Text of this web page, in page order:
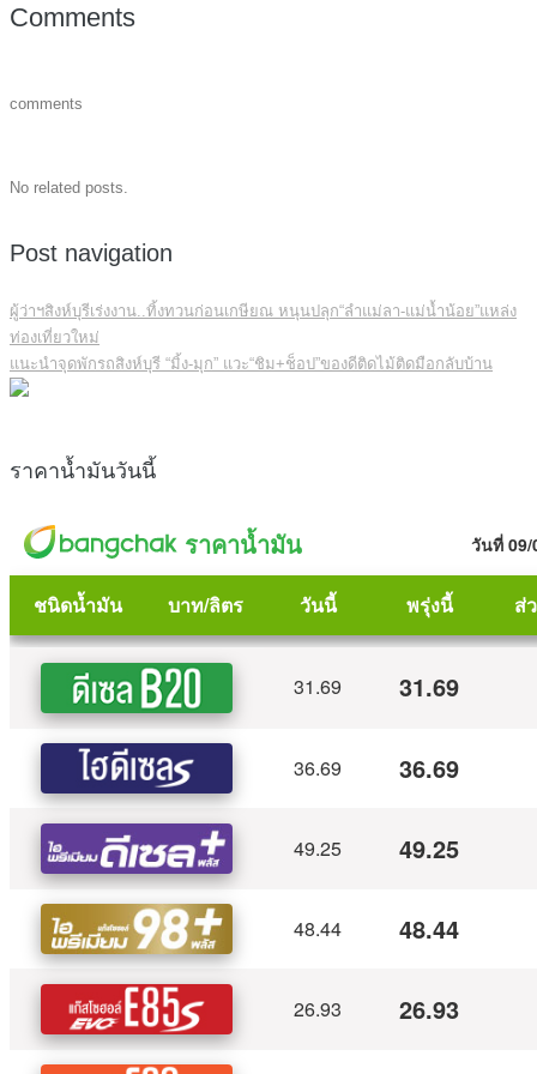
Comments
comments
No related posts.
Post navigation
ผู้ว่าฯสิงห์บุรีเร่งงาน..ทิ้งทวนก่อนเกษียณ หนุนปลุก“ลำแม่ลา-แม่น้ำน้อย”แหล่ง
ท่องเที่ยวใหม่
แนะนำจุดพักรถสิงห์บุรี “มิ้ง-มุก” แวะ“ชิม+ช็อป”ของดีติดไม้ติดมือกลับบ้าน
ราคาน้ำมันวันนี้